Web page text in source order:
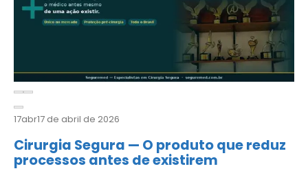
17abr17 de abril de 2026
Cirurgia Segura — O produto que reduz
processos antes de existirem